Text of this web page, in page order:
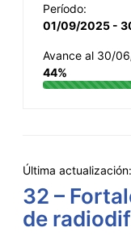
Período:
01/09/2025 -
Avance al 30/
44%
Última actualización:
32 –
de